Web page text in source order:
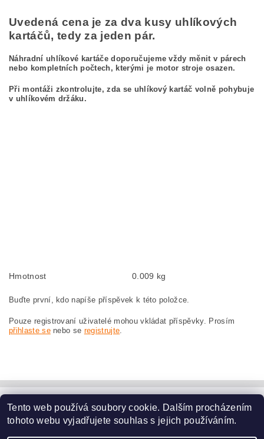
Uvedená cena je za dva kusy uhlíkových
kartáčů, tedy za jeden pár.
Náhradní uhlíkové kartáče doporučujeme vždy měnit v párech
nebo kompletních počtech, kterými je motor stroje osazen.
Při montáži zkontrolujte, zda se uhlíkový kartáč volně pohybuje
v uhlíkovém držáku.
Hmotnost 0.009 kg
Buďte první, kdo napíše příspěvek k této položce.
Pouze registrovaní uživatelé mohou vkládat příspěvky. Prosím
přihlaste senebo se registrujte.
www.dodilny.cz
Tento web používá soubory cookie. Dalším procházením
tohoto webu vyjadřujete souhlas s jejich používáním.